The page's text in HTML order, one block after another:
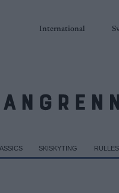
International
SKISKYTING